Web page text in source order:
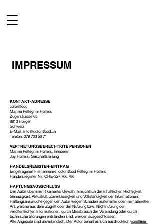
IMPRESSUM
KONTAKT-ADRESSE
coloritfood
Marina Pellegrini Holleis
Zugerstrasse 65
8810 Horgen
Schweiz
E-Mail: info@coloritfood.ch
Telefon: 079 703 56 71
VERTRETUNGSBERECHTIGTE PERSONEN
Marina Pellegrini Holleis, Inhaberin
Joy Holleis, Geschäftsleitung
HANDELSREGISTER-EINTRAG
Eingetragener Firmenname: coloritfood Pellegrini Holleis
Handelsregister Nr: CHE-327.766.786
HAFTUNGSAUSSCHLUSS
Der Autor übernimmt keinerlei Gewähr hinsichtlich der inhaltlichen Richtigkeit,
Genauigkeit, Aktualität, Zuverlässigkeit und Vollständigkeit der Informationen.
Haftungsansprüche gegen den Autor wegen Schäden materieller oder immaterieller
Art, welche aus dem Zugriff oder der Nutzung bzw. Nichtnutzung der
veröffentlichten Informationen, durch Missbrauch der Verbindung oder durch
technische Störungen entstanden sind, werden ausgeschlossen.
Alle Angebote sind unverbindlich. Der Autor behält es sich ausdrücklich vor, Teile